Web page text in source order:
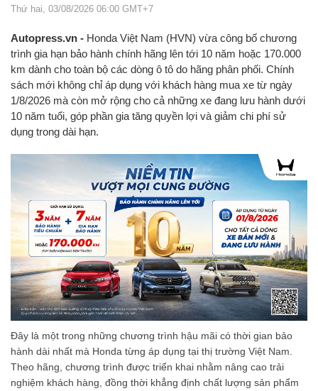
Thứ hai, 03/08/2026 06:00 GMT+7
Autopress.vn - Honda Việt Nam (HVN) vừa công bố chương
trình gia hạn bảo hành chính hãng lên tới 10 năm hoặc 170.000
km dành cho toàn bộ các dòng ô tô do hãng phân phối. Chính
sách mới không chỉ áp dụng với khách hàng mua xe từ ngày
1/8/2026 mà còn mở rộng cho cả những xe đang lưu hành dưới
10 năm tuổi, góp phần gia tăng quyền lợi và giảm chi phí sử
dụng trong dài hạn.
Đây là một trong những chương trình hậu mãi có thời gian bảo
hành dài nhất mà Honda từng áp dụng tại thị trường Việt Nam.
Theo hãng, chương trình được triển khai nhằm nâng cao trải
nghiệm khách hàng, đồng thời khẳng định chất lượng sản phẩm